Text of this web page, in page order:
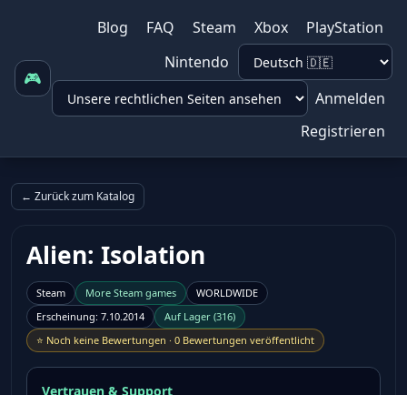
🎮
Blog FAQ Steam Xbox
PlayStation
Nintendo
Anmelden
Registrieren
← Zurück zum Katalog
Alien: Isolation
Steam More Steam games
WORLDWIDE
Erscheinung: 7.10.2014 Auf Lager (316)
⭐ Noch keine Bewertungen · 0 Bewertungen veröffentlicht
Vertrauen & Support